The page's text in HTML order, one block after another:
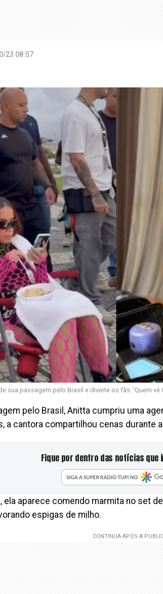
23 08:57
sua passagem pelo Brasil e diverte os fãs: 'Quem
pelo Brasil, Anitta cumpriu uma
a cantora compartilhou cenas durante
Fique por dentro das notícias que
ela aparece comendo marmita no set
espigas de milho.